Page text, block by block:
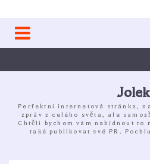
to
content
Jolek
Perfektní internetová stránka,
zpráv z celého světa, ale
Chtěli bychom vám nabídnout to
také publikovat své PR.